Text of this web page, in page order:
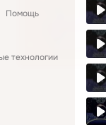
Помощь
технологии